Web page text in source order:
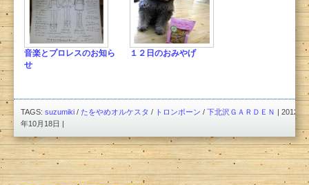
音楽とプロレスのお知ら
せ
１２日のおみやげ
TAGS: suzumiki / たをやめオルケスタ / トロンボーン / 下北沢ＧＡＲＤＥＮ
| 2012
年10月18日 |